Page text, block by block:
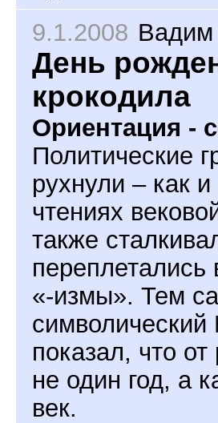
9.1.2008
День
крокодила
Ориентация -
Политические
рухнули – как
чтениях
также
«-измы». Тем
символический
показал, что
не один год, а
век.